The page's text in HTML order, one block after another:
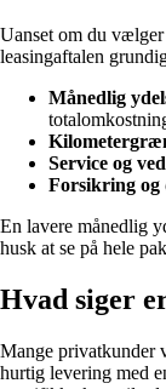
Uanset om du
leasingaftalen
Månedlig
Service og
Forsikring
En lavere månedlig
husk at se på hele
Hvad siger
Mange privatkunder
hurtig levering med